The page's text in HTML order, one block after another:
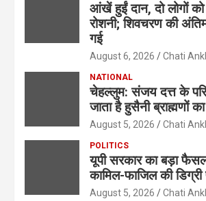
आंखें हुईं दान, दो लोगों को
रोशनी; शिवचरण की
गई
August 6, 2026 Chati
NATIONAL
चेहल्लुम: संजय दत्त के
जाता है हुसैनी ब्राह्मणों
August 5, 2026 Chati
POLITICS
यूपी सरकार का बड़ा
कामिल-फाजिल की डिग्री
August 5, 2026 Chati